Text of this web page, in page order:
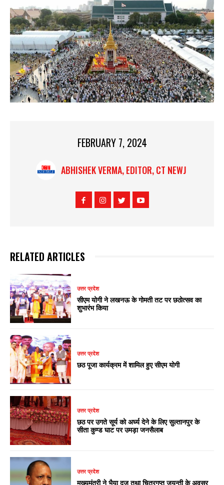
FEBRUARY 7, 2024
ABHISHEK VERMA, EDITOR, CT NEWJ
RELATED ARTICLES
उत्तर प्रदेश
सीएम योगी ने लखनऊ के गोमती तट पर छठोत्सव का
शुभारंभ किया
उत्तर प्रदेश
छठ पूजा कार्यक्रम में शामिल हुए सीएम योगी
उत्तर प्रदेश
छठ पर उगते सूर्य को अर्घ्य देने के लिए सुल्तानपुर के
सीता कुण्ड घाट पर उमड़ा जनसैलाब
उत्तर प्रदेश
मुख्यमंत्री ने भैया दूज तथा चित्रगुप्त जयन्ती के अवसर